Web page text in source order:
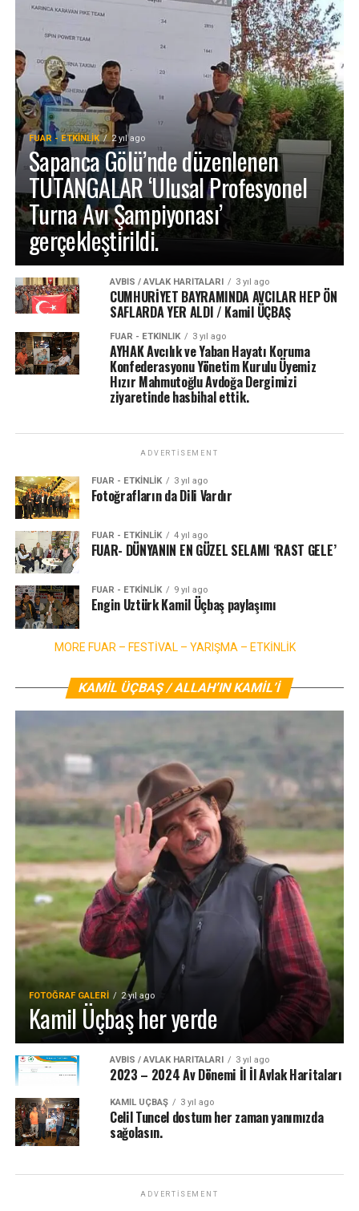
FUAR - ETKINLIK 2 yıl ago
Sapanca Gölü’nde düzenlenen
TUTANGALAR ‘Ulusal Profesyonel
Turna Avı Şampiyonası’
gerçekleştirildi.
AVBIS / AVLAK HARITALARI 3 yıl ago
CUMHURİYET BAYRAMINDA AVCILAR HEP ÖN
SAFLARDA YER ALDI / Kamil ÜÇBAŞ
FUAR - ETKINLIK 3 yıl ago
AYHAK Avcılık ve Yaban Hayatı Koruma
Konfederasyonu Yönetim Kurulu Üyemiz
Hızır Mahmutoğlu Avdoğa Dergimizi
ziyaretinde hasbihal ettik.
ADVERTISEMENT
FUAR - ETKINLIK 3 yıl ago
Fotoğrafların da Dili Vardır
FUAR - ETKINLIK 4 yıl ago
FUAR- DÜNYANIN EN GÜZEL SELAMI ‘RAST GELE’
FUAR - ETKINLIK 9 yıl ago
Engin Uztürk Kamil Üçbaş paylaşımı
MORE FUAR – FESTİVAL – YARIŞMA – ETKİNLİK
KAMIL ÜÇBAŞ / ALLAH’IN KAMIL’I
FOTOĞRAF GALERI 2 yıl ago
Kamil Üçbaş her yerde
AVBIS / AVLAK HARITALARI 3 yıl ago
2023 – 2024 Av Dönemi İl İl Avlak Haritaları
KAMİL ÜÇBAŞ 3 yıl ago
Celil Tuncel dostum her zaman yanımızda
sağolasın.
ADVERTISEMENT